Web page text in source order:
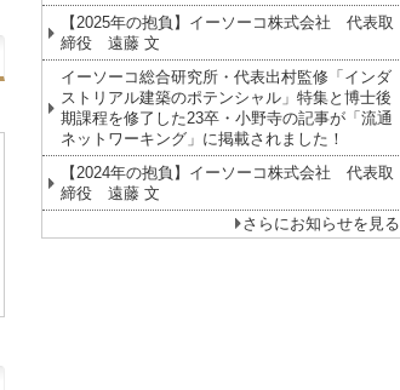
【2025年の抱負】イーソーコ株式会社 代表取
締役 遠藤 文
イーソーコ総合研究所・代表出村監修「インダ
ストリアル建築のポテンシャル」特集と博士後
期課程を修了した23卒・小野寺の記事が「流通
ネットワーキング」に掲載されました！
【2024年の抱負】イーソーコ株式会社 代表取
締役 遠藤 文
さらにお知らせを見る